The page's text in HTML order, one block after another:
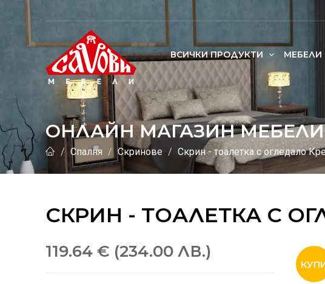
ВСИЧКИ ПРОДУКТИ
ОНЛАЙН МАГАЗИН
Спалня Скринове Скрин - тоалетка с огледало
СКРИН - ТОАЛЕТКА С
119.64 € (234.00 ЛВ.)